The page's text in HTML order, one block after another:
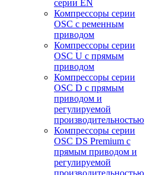
серии EN
Компрессоры серии
OSC с ременным
приводом
Компрессоры серии
OSC U с прямым
приводом
Компрессоры серии
OSC D с прямым
приводом и
регулируемой
производительностью
Компрессоры серии
OSC DS Premium с
прямым приводом и
регулируемой
производительностью